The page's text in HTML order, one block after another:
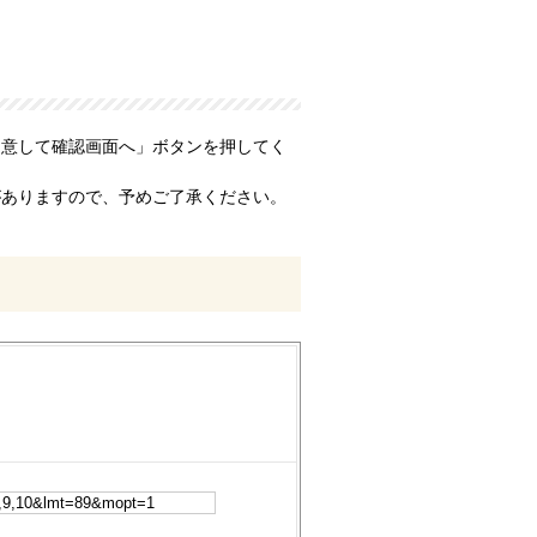
して確認画面へ」ボタンを押してく
りますので、予めご了承ください。